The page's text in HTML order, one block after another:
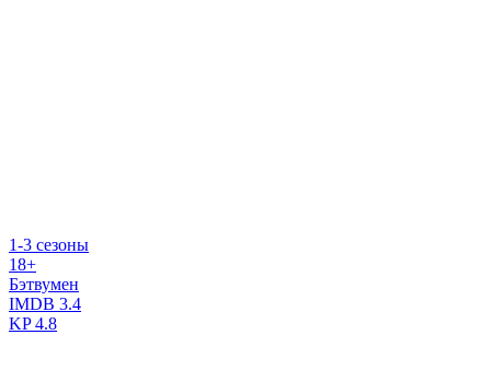
1-3 сезоны
18+
Бэтвумен
IMDB 3.4
KP4.8